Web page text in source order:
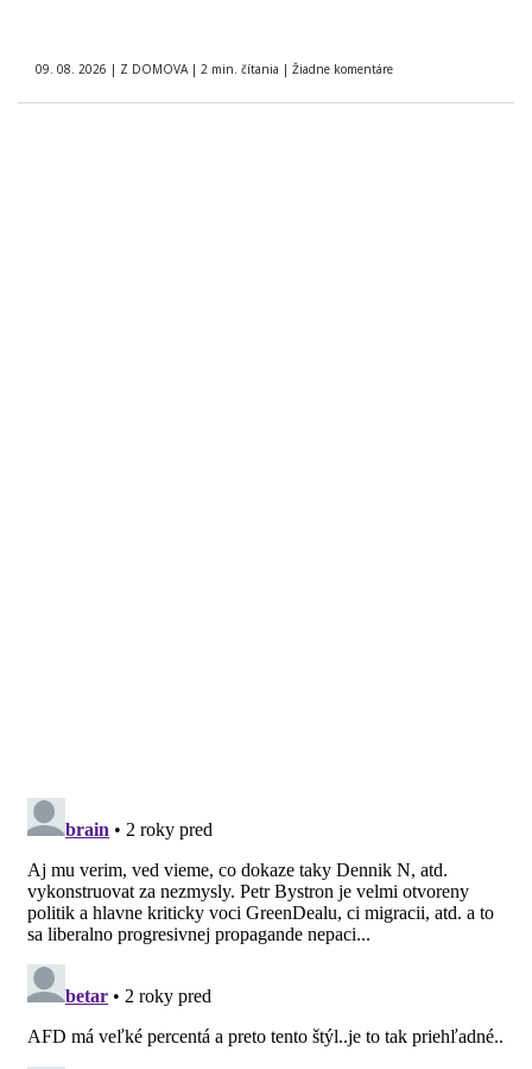
09. 08. 2026 | Z DOMOVA | 2 min. čítania | Žiadne komentáre